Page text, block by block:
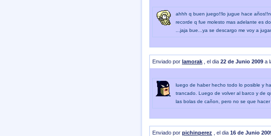
ahhh q buen juego!!lo jugue hace
recorde q fue molesto mas adelante es
...jaja bue...ya se descargo me voy a
Enviado por lamorak , el dia 22 de Junio 2009 a
luego de haber hecho todo lo posible y
trancado. Luego de volver al barco y de
las bolas de cañon, pero no se que hacer
Enviado por pichinperez , el dia 16 de Junio